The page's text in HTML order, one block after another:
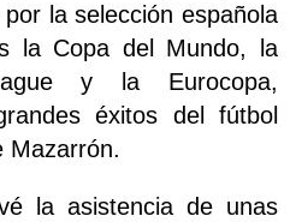
la selección española
la Copa del Mundo, la
y la Eurocopa,
éxitos del fútbol
Mazarrón.
la asistencia de unas